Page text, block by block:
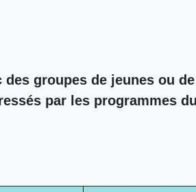
groupes de jeunes ou
par les programmes